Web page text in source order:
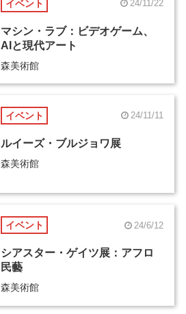
イベント 24/11/22
マシン・ラブ：ビデオゲーム、
AIと現代アート
森美術館
イベント 24/11/11
ルイーズ・ブルジョワ展
森美術館
イベント 24/6/12
シアスター・ゲイツ展：アフロ
民藝
森美術館